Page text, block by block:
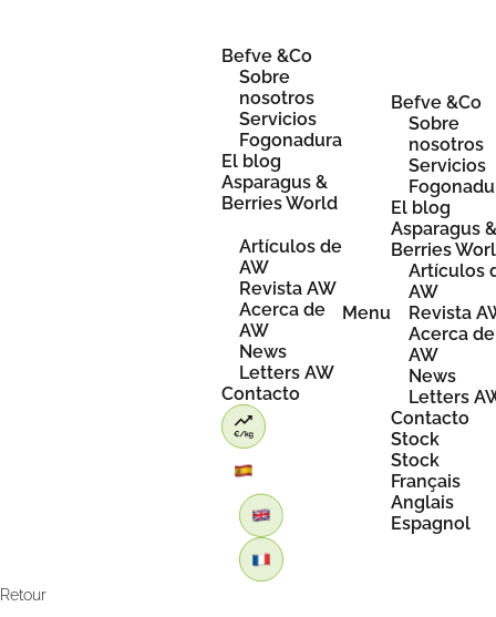
Befve &Co
Sobre
nosotros
Servicios
Fogonadura
El blog
Asparagus &
Berries World
Artículos de
AW
Revista AW
Acerca de
AW
News
Letters AW
Contacto
Menu
Befve &Co
Sobre
nosotros
Servicios
El blog
Asparagus
Berries
Artículos
AW
Revista
Acerca de
AW
News
Letters
Contacto
Stock
Stock
Français
Anglais
Espagnol
Retour